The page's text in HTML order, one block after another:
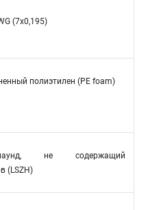
(7х0,195)
полиэтилен (PE foam)
не содержащий
(LSZH)